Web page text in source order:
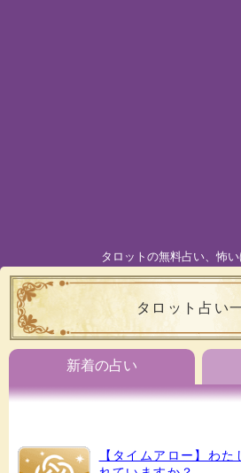
タロットの無料占い、怖
タロット占い
新着の占い
【タイムアロー】わ